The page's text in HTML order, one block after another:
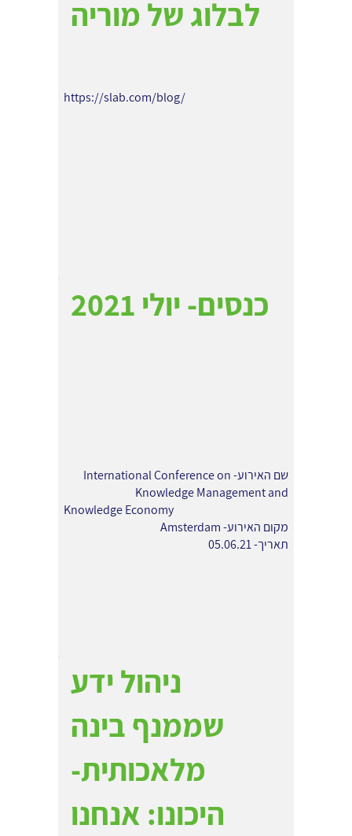
לבלוג של מוריה
https://slab.com/blog/
כנסים- יולי 2021
שם האירוע- International Conference on
Knowledge Management and
Knowledge Economy
מקום האירוע- Amsterdam
תאריך- 05.06.21
ניהול ידע
שממנף בינה
מלאכותית-
היכונו: אנחנו